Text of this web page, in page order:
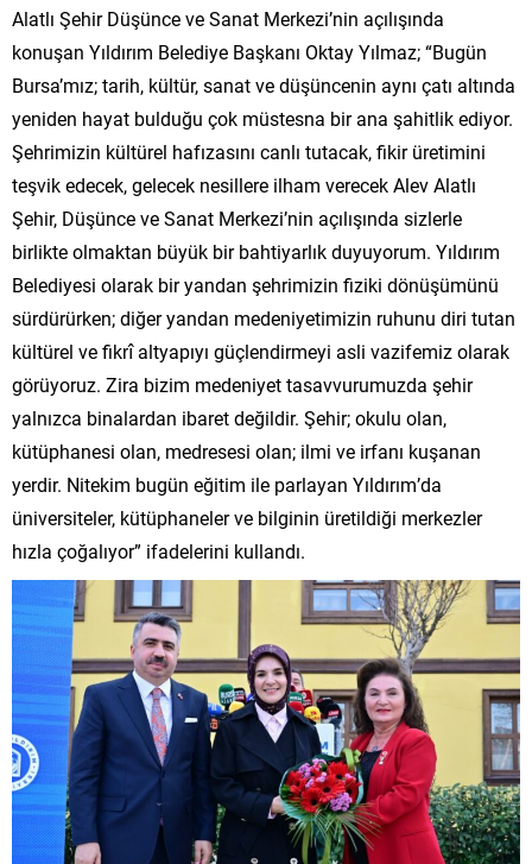
Alatlı Şehir Düşünce ve Sanat Merkezi’nin açılışında
konuşan Yıldırım Belediye Başkanı Oktay Yılmaz; “Bugün
Bursa’mız; tarih, kültür, sanat ve düşüncenin aynı çatı altında
yeniden hayat bulduğu çok müstesna bir ana şahitlik ediyor.
Şehrimizin kültürel hafızasını canlı tutacak, fikir üretimini
teşvik edecek, gelecek nesillere ilham verecek Alev Alatlı
Şehir, Düşünce ve Sanat Merkezi’nin açılışında sizlerle
birlikte olmaktan büyük bir bahtiyarlık duyuyorum. Yıldırım
Belediyesi olarak bir yandan şehrimizin fiziki dönüşümünü
sürdürürken; diğer yandan medeniyetimizin ruhunu diri tutan
kültürel ve fikrî altyapıyı güçlendirmeyi asli vazifemiz olarak
görüyoruz. Zira bizim medeniyet tasavvurumuzda şehir
yalnızca binalardan ibaret değildir. Şehir; okulu olan,
kütüphanesi olan, medresesi olan; ilmi ve irfanı kuşanan
yerdir. Nitekim bugün eğitim ile parlayan Yıldırım’da
üniversiteler, kütüphaneler ve bilginin üretildiği merkezler
hızla çoğalıyor” ifadelerini kullandı.